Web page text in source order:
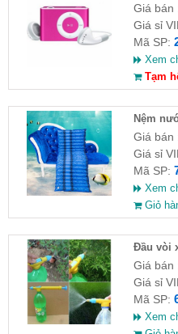
Giá bán
Giá sỉ
Mã SP:
Xem
Tạm
Nệm
Giá bán
Giá sỉ
Mã SP:
Xem
Giỏ
Đầu vòi
Giá bán
Giá sỉ
Mã SP:
Xem